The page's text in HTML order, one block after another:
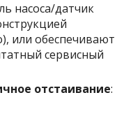
насоса/датчик
или обеспечивают
сервисный
отстаивание: